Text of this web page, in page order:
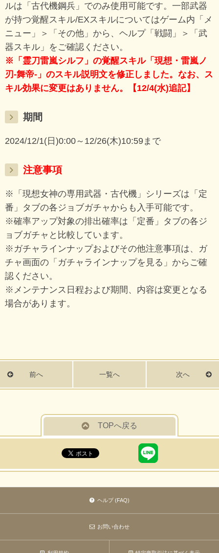
ルは「古代機鋼兵」でのみ使用可能です。一部武器
が持つ覚醒スキル/EXスキルについてはゲーム内「メ
ニュー」＞「その他」から、ヘルプ「戦闘」＞「武
器スキル」をご確認ください。
※「霊刀雷嵐シルフ」の覚醒スキル「現想・雷嵐ノ
刃-舞帝-」のスキル説明文を修正しました。なお、ス
キル効果に変更はありません。【12/4(水)追記】
期間
2024/12/1(日)0:00～12/26(木)10:59まで
注意事項
※「現想女神の専用武器・古代機」シリーズは「定
番」タブの各ジョブガチャからも入手可能です。
※確率アップ対象の排出確率は「定番」タブの各ジ
ョブガチャと比較しています。
※ガチャラインナップおよびその他注意事項は、ガ
チャ画面の「ガチャラインナップを見る」からご確
認ください。
※メンテナンス日程および期間、内容は変更となる
場合があります。
前へ 一覧へ 次へ
TOPへ戻る
ヘルプ (FAQ)
お問い合わせ